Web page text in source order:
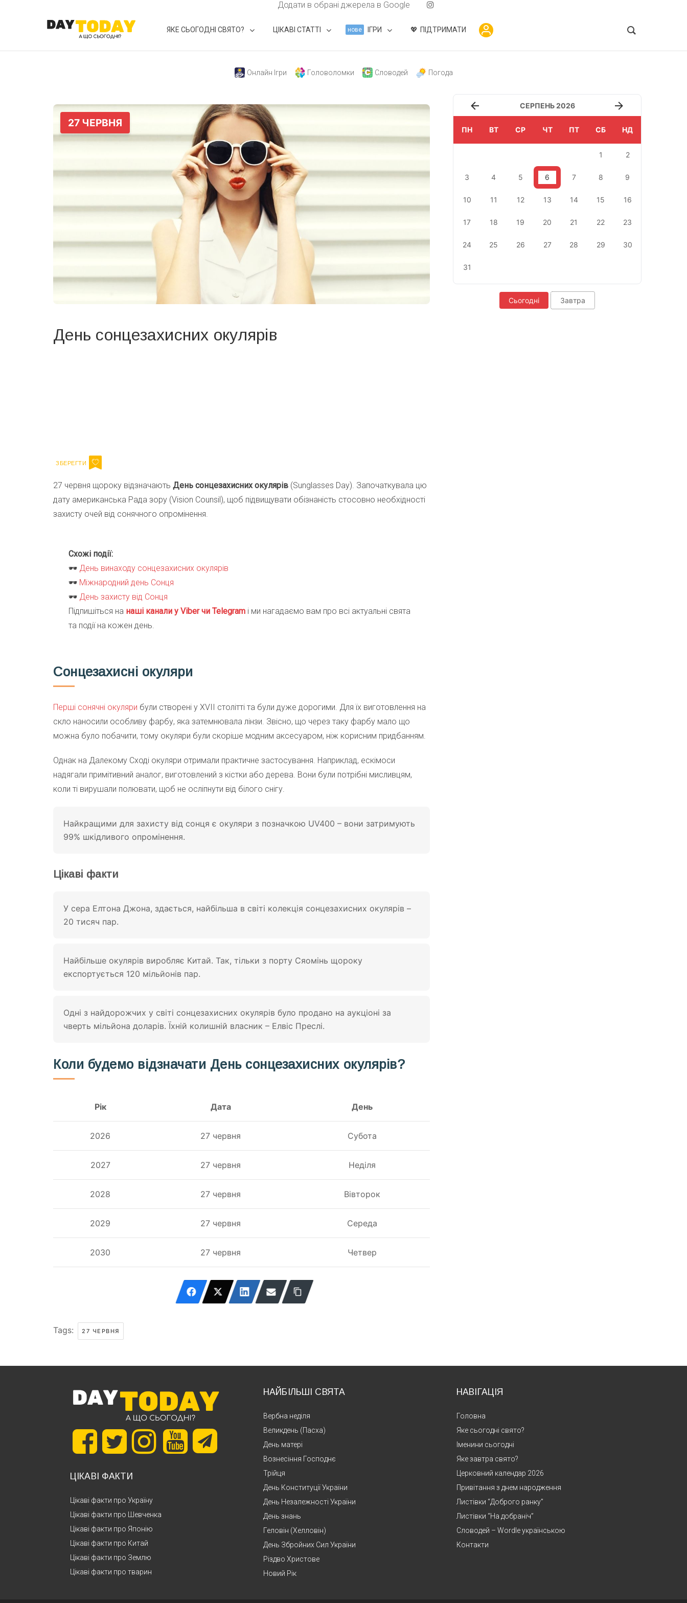
Додати в обрані джерела в Google
ЯКЕ СЬОГОДНІ СВЯТО? ЦІКАВІ СТАТТІ нове ІГРИ ПІДТРИМАТИ
Онлайн Ігри Головоломки Словодей Погода
День сонцезахисних окулярів
27 червня щороку відзначають День сонцезахисних окулярів (Sunglasses Day). Започаткувала цю
дату американська Рада зору (Vision Counsil), щоб підвищувати обізнаність стосовно необхідності
захисту очей від сонячного опромінення.
Схожі події:
🕶 День винаходу сонцезахисних окулярів
🕶 Міжнародний день Сонця
🕶 День захисту від Сонця
Підпишіться на наші канали у Viber чи Telegram і ми нагадаємо вам про всі актуальні свята
та події на кожен день.
Сонцезахисні окуляри
Перші сонячні окуляри були створені у XVII столітті та були дуже дорогими. Для їх виготовлення на
скло наносили особливу фарбу, яка затемнювала лінзи. Звісно, що через таку фарбу мало що
можна було побачити, тому окуляри були скоріше модним аксесуаром, ніж корисним придбанням.
Однак на Далекому Сході окуляри отримали практичне застосування. Наприклад, ескімоси
надягали примітивний аналог, виготовлений з кістки або дерева. Вони були потрібні мисливцям,
коли ті вирушали полювати, щоб не осліпнути від білого снігу.
Найкращими для захисту від сонця є окуляри з позначкою UV400 – вони затримують
99% шкідливого опромінення.
Цікаві факти
У сера Елтона Джона, здається, найбільша в світі колекція сонцезахисних окулярів –
20 тисяч пар.
Найбільше окулярів виробляє Китай. Так, тільки з порту Сяомінь щороку
експортується 120 мільйонів пар.
Одні з найдорожчих у світі сонцезахисних окулярів було продано на аукціоні за
чверть мільйона доларів. Їхній колишній власник – Елвіс Преслі.
Коли будемо відзначати День сонцезахисних окулярів?
Рік Дата День
2026 27 червня Субота
2027 27 червня Неділя
2028 27 червня Вівторок
2029 27 червня Середа
2030 27 червня Четвер
Tags: 27 ЧЕРВНЯ
СЕРПЕНЬ 2026
ПН ВТ СР ЧТ ПТ СБ НД
1 2
3 4 5 6 7 8 9
10 11 12 13 14 15 16
17 18 19 20 21 22 23
24 25 26 27 28 29 30
31
Сьогодні Завтра
ЦІКАВІ ФАКТИ
Цікаві факти про Україну
Цікаві факти про Шевченка
Цікаві факти про Японію
Цікаві факти про Китай
Цікаві факти про Землю
Цікаві факти про тварин
НАЙБІЛЬШІ СВЯТА
Вербна неділя
Великдень (Пасха)
День матері
Вознесіння Господнє
Трійця
День Конституції України
День Незалежності України
День знань
Геловін (Хелловін)
День Збройних Сил України
Різдво Христове
Новий Рік
НАВІГАЦІЯ
Головна
Яке сьогодні свято?
Іменини сьогодні
Яке завтра свято?
Церковний календар 2026
Привітання з днем народження
Листівки “Доброго ранку”
Листівки “На добраніч”
Словодей – Wordle українською
Контакти